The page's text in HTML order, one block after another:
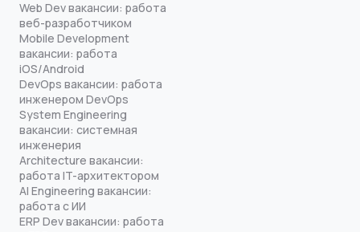
Web Dev вакансии: работа
веб-разработчиком
Mobile Development
вакансии: работа
iOS/Android
DevOps вакансии: работа
инженером DevOps
System Engineering
вакансии: системная
инженерия
Architecture вакансии:
работа IT-архитектором
AI Engineering вакансии:
работа с ИИ
ERP Dev вакансии: работа